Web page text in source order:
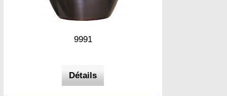
9991
Détails